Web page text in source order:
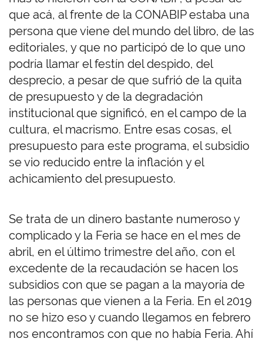
que acá, al frente de la CONABIP estaba una
persona que viene del mundo del libro, de las
editoriales, y que no participó de lo que uno
podría llamar el festín del despido, del
desprecio, a pesar de que sufrió de la quita
de presupuesto y de la degradación
institucional que significó, en el campo de la
cultura, el macrismo. Entre esas cosas, el
presupuesto para este programa, el subsidio
se vio reducido entre la inflación y el
achicamiento del presupuesto.
Se trata de un dinero bastante numeroso y
complicado y la Feria se hace en el mes de
abril, en el último trimestre del año, con el
excedente de la recaudación se hacen los
subsidios con que se pagan a la mayoría de
las personas que vienen a la Feria. En el 2019
no se hizo eso y cuando llegamos en febrero
nos encontramos con que no había Feria. Ahí